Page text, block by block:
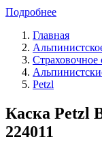
Подробнее
Главная
Страховочное
Petzl
Каска Petzl
224011